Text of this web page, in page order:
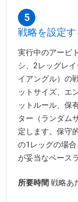
5
戦略を設定す
実行中のアービ
シ、2レッグレ
イアングル）の
ットサイズ、エ
ットルール、保
ター（ランダム
定します。保守
の1レッグの場
が妥当なベース
所要時間 戦略あ